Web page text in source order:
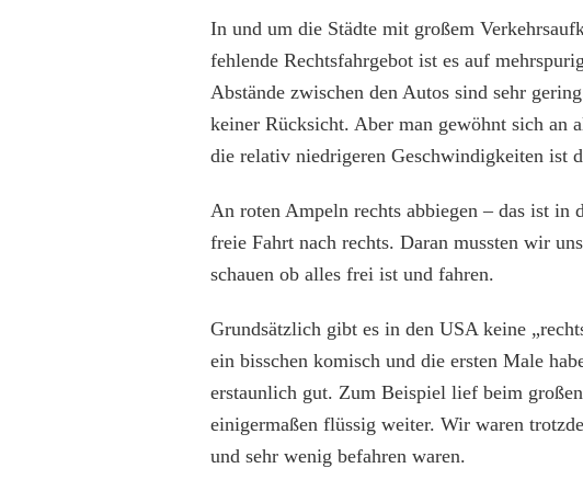
In und um die Städte mit großem
fehlende Rechtsfahrgebot ist es auf
Abstände zwischen den Autos sind sehr
keiner Rücksicht. Aber man gewöhnt sich an
die relativ niedrigeren Geschwindigkeiten ist
An roten Ampeln rechts abbiegen – das ist
freie Fahrt nach rechts. Daran mussten wir
schauen ob alles frei ist und fahren.
Grundsätzlich gibt es in den USA keine
ein bisschen komisch und die ersten Male
erstaunlich gut. Zum Beispiel lief beim
einigermaßen flüssig weiter. Wir waren
und sehr wenig befahren waren.